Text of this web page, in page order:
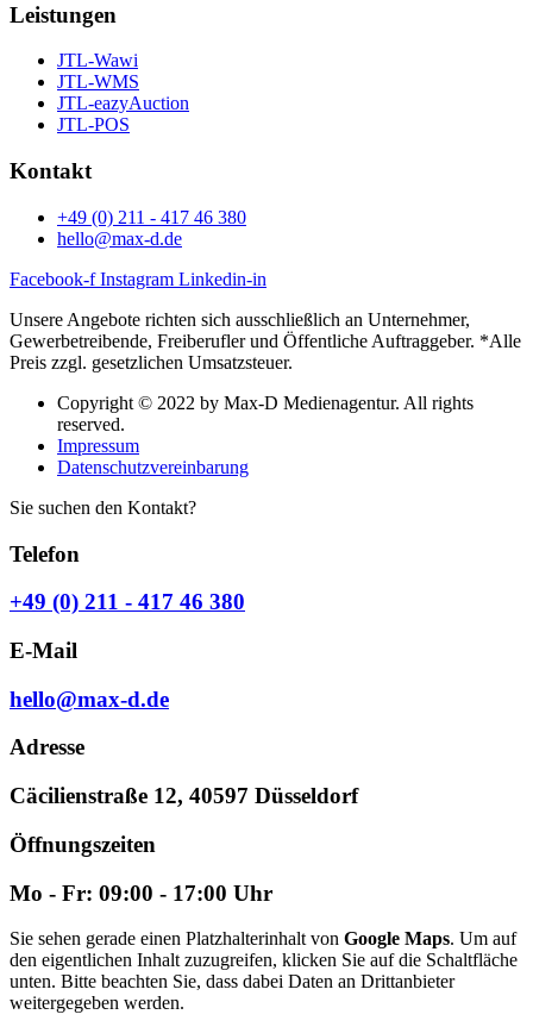
Leistungen
JTL-Wawi
JTL-WMS
JTL-eazyAuction
JTL-POS
Kontakt
+49 (0) 211 - 417 46 380
hello@max-d.de
Facebook-f Instagram Linkedin-in
Unsere Angebote richten sich ausschließlich an Unternehmer,
Gewerbetreibende, Freiberufler und Öffentliche Auftraggeber. *Alle
Preis zzgl. gesetzlichen Umsatzsteuer.
Copyright © 2022 by Max-D Medienagentur. All rights
reserved.
Impressum
Datenschutzvereinbarung
Sie suchen den Kontakt?
Telefon
+49 (0) 211 - 417 46 380
E-Mail
hello@max-d.de
Adresse
Cäcilienstraße 12, 40597 Düsseldorf
Öffnungszeiten
Mo - Fr: 09:00 - 17:00 Uhr
Sie sehen gerade einen Platzhalterinhalt von Google Maps. Um auf
den eigentlichen Inhalt zuzugreifen, klicken Sie auf die Schaltfläche
unten. Bitte beachten Sie, dass dabei Daten an Drittanbieter
weitergegeben werden.